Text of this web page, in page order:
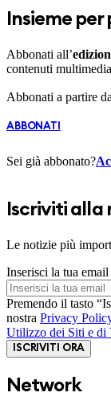
Insieme per
Abbonati all’
contenuti
Abbonati a partire da
ABBONATI
Sei già abbonato?
Iscriviti alla
Le notizie più
Inserisci la tua email
Premendo il tasto
nostra Privacy
Utilizzo dei Siti e di
ISCRIVITI ORA
Network